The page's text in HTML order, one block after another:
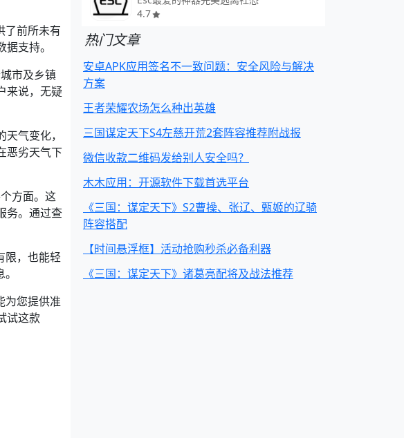
了前所未有
支持。
市及乡镇
来说，无疑
气变化，
恶劣天气下
方面。这
务。通过查
限，也能轻
为您提供准
试这款
4.7
热门文章
安卓APK应用签名不一致问题：安全风险与解决
方案
王者荣耀农场怎么种出英雄
三国谋定天下S4左慈开荒2套阵容推荐附战报
微信收款二维码发给别人安全吗？
木木应用：开源软件下载首选平台
《三国：谋定天下》S2曹操、张辽、甄姬的辽骑
阵容搭配
【时间悬浮框】活动抢购秒杀必备利器
《三国：谋定天下》诸葛亮配将及战法推荐